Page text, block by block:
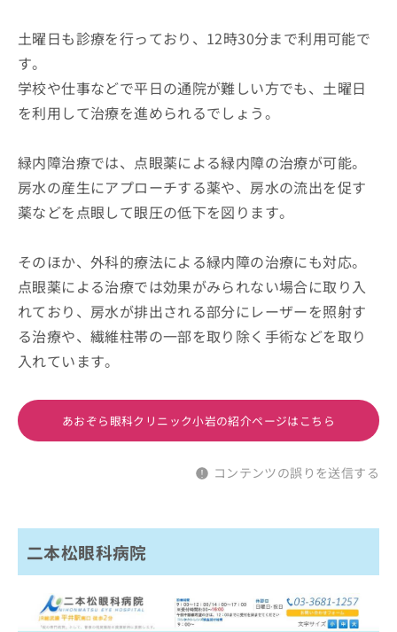
土曜日も診療を行っており、12時30分まで利用可能で
す。
学校や仕事などで平日の通院が難しい方でも、土曜日
を利用して治療を進められるでしょう。
緑内障治療では、点眼薬による緑内障の治療が可能。
房水の産生にアプローチする薬や、房水の流出を促す
薬などを点眼して眼圧の低下を図ります。
そのほか、外科的療法による緑内障の治療にも対応。
点眼薬による治療では効果がみられない場合に取り入
れており、房水が排出される部分にレーザーを照射す
る治療や、繊維柱帯の一部を取り除く手術などを取り
入れています。
あおぞら眼科クリニック小岩の紹介ページはこちら
コンテンツの誤りを送信する
二本松眼科病院